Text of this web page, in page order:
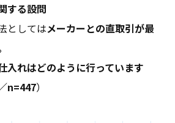
する設問
としてはメーカーとの直取引が最
入れはどのように行っています
n=447）